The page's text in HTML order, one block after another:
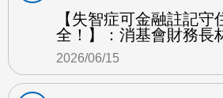
【失智症可金融註記守
全！】：消基會財務長
2026/06/15